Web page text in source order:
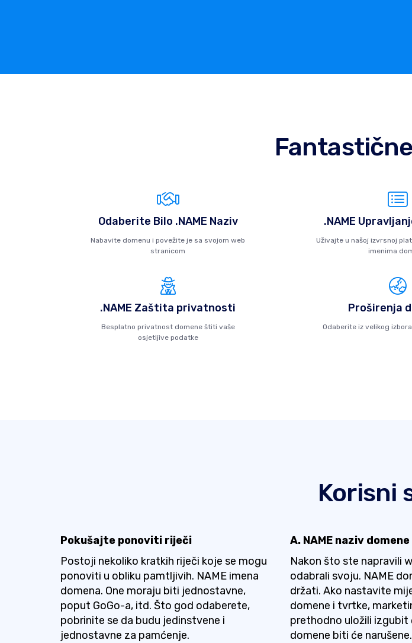
Odaberite Bilo .NAME Naziv
Nabavite domenu i povežite je sa svojom web
stranicom
.NAME
Uživajte u našoj izvrsnoj
imenima
.NAME Zaštita privatnosti
Besplatno privatnost domene štiti vaše
osjetljive podatke
Proširenja
Odaberite iz velikog
Korisni
Pokušajte ponoviti riječi
Postoji nekoliko kratkih riječi koje se mogu
ponoviti u obliku pamtljivih. NAME imena
domena. One moraju biti jednostavne,
poput GoGo-a, itd. Što god odaberete,
pobrinite se da budu jedinstvene i
jednostavne za pamćenje.
A. NAME naziv
Nakon što ste napravili
odabrali svoju. NAME
držati. Ako nastavite
domene i tvrtke,
prethodno uložili izgubit
domene biti će